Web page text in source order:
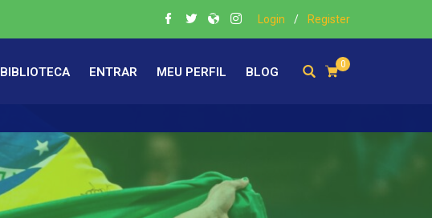
Login / Register
0
BIBLIOTECA ENTRAR MEU PERFIL BLOG